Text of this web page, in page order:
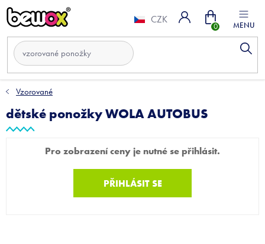
Přejít
na
CZK Nákupní
Vzorované
dětské ponožky WOLA AUTOBUS
Pro zobrazení ceny je nutné se přihlásit.
PŘIHLÁSIT SE